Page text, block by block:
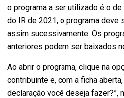
o programa a ser utilizado é o
do IR de 2021, o programa deve
assim sucessivamente. Os
anteriores podem ser baixados
Ao abrir o programa, clique na
contribuinte e, com a ficha
declaração você deseja fazer?”,